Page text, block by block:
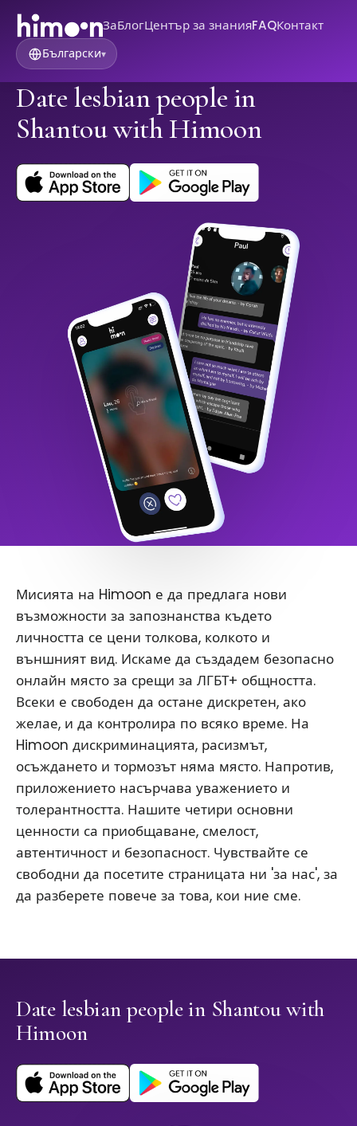
ЗаБлогЦентър за знанияFAQКонтакт
Български▾
Date lesbian people in
Shantou with Himoon
Мисията на Himoon е да предлага нови
възможности за запознанства където
личността се цени толкова, колкото и
външният вид. Искаме да създадем безопасно
онлайн място за срещи за ЛГБТ+ общността.
Всеки е свободен да остане дискретен, ако
желае, и да контролира по всяко време. На
Himoon дискриминацията, расизмът,
осъждането и тормозът няма място. Напротив,
приложението насърчава уважението и
толерантността. Нашите четири основни
ценности са приобщаване, смелост,
автентичност и безопасност. Чувствайте се
свободни да посетите страницата ни 'за нас', за
да разберете повече за това, кои ние сме.
Date lesbian people in Shantou with
Himoon